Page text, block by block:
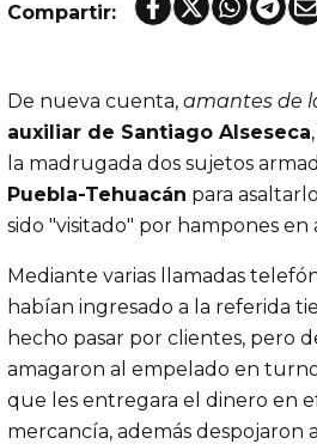
Compartir:
De nueva cuenta, amantes de
auxiliar de Santiago Alseseca,
la madrugada dos sujetos
Puebla-Tehuacán para
sido "visitado" por hampones en
Mediante varias llamadas
habían ingresado a la referida
hecho pasar por clientes, pero
amagaron al empelado en
que les entregara el dinero en
mercancía, además despojaron